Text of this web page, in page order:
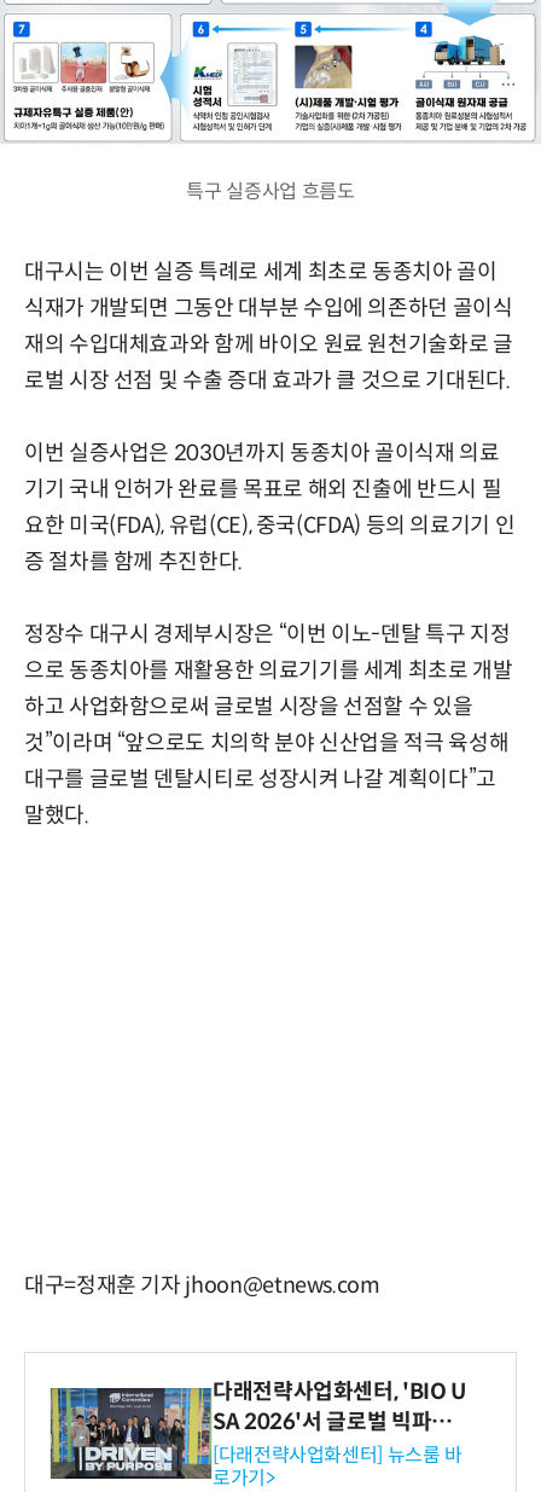
특구 실증사업 흐름도
대구시는 이번 실증 특례로 세계 최초로 동종치아 골이
식재가 개발되면 그동안 대부분 수입에 의존하던 골이식
재의 수입대체효과와 함께 바이오 원료 원천기술화로 글
로벌 시장 선점 및 수출 증대 효과가 클 것으로 기대된다.
이번 실증사업은 2030년까지 동종치아 골이식재 의료
기기 국내 인허가 완료를 목표로 해외 진출에 반드시 필
요한 미국(FDA), 유럽(CE), 중국(CFDA) 등의 의료기기 인
증 절차를 함께 추진한다.
정장수 대구시 경제부시장은 “이번 이노-덴탈 특구 지정
으로 동종치아를 재활용한 의료기기를 세계 최초로 개발
하고 사업화함으로써 글로벌 시장을 선점할 수 있을
것”이라며 “앞으로도 치의학 분야 신산업을 적극 육성해
대구를 글로벌 덴탈시티로 성장시켜 나갈 계획이다”고
말했다.
대구=정재훈 기자 jhoon@etnews.com
다래전략사업화센터, 'BIO U
SA 2026'서 글로벌 빅파마
와의 비즈니스 미팅 지원…K
-바이오 해외 진출 교두보 확
[다래전략사업화센터] 뉴스룸 바
로가기>